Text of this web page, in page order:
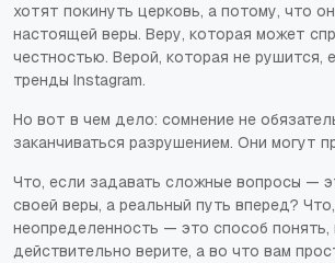
хотят покинуть церковь, а потому, что
настоящей веры. Веру, которая может
честностью. Верой, которая не рушится,
тренды Instagram.
Но вот в чем дело: сомнение не
заканчиваться разрушением. Они могут
Что, если задавать сложные вопросы —
своей веры, а реальный путь вперед?
неопределенность — это способ понять,
действительно верите, а во что вам